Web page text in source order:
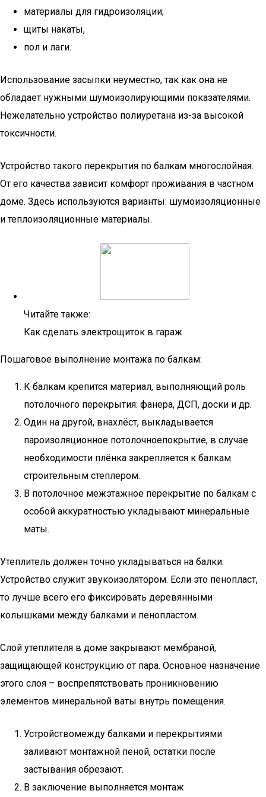
материалы для гидроизоляции;
щиты накаты,
пол и лаги.
Использование засыпки неуместно, так как она не
обладает нужными шумоизолирующими показателями.
Нежелательно устройство полиуретана из-за высокой
токсичности.
Устройство такого перекрытия по балкам многослойная.
От его качества зависит комфорт проживания в частном
доме. Здесь используются варианты: шумоизоляционные
и теплоизоляционные материалы.
Читайте также:
Как сделать электрощиток в гараж
Пошаговое выполнение монтажа по балкам:
К балкам крепится материал, выполняющий роль
потолочного перекрытия: фанера, ДСП, доски и др.
Один на другой, внахлёст, выкладывается
пароизоляционное потолочноепокрытие, в случае
необходимости плёнка закрепляется к балкам
строительным степлером.
В потолочное межэтажное перекрытие по балкам с
особой аккуратностью укладывают минеральные
маты.
Утеплитель должен точно укладываться на балки.
Устройство служит звукоизолятором. Если это пенопласт,
то лучше всего его фиксировать деревянными
колышками между балками и пенопластом.
Слой утеплителя в доме закрывают мембраной,
защищающей конструкцию от пара. Основное назначение
этого слоя – воспрепятствовать проникновению
элементов минеральной ваты внутрь помещения.
Устройствомежду балками и перекрытиями
заливают монтажной пеной, остатки после
застывания обрезают.
В заключение выполняется монтаж